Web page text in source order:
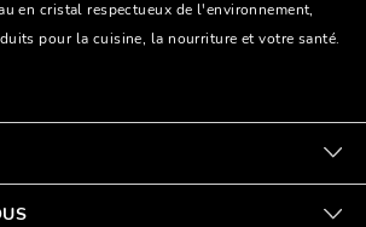
en cristal respectueux de l'environnement,
pour la cuisine, la nourriture et votre santé.